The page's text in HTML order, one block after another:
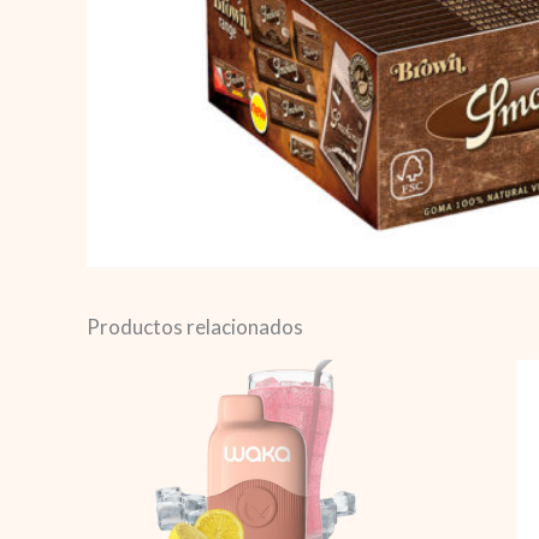
Productos relacionados
Waka
Pink
Limonade
(
Limonada